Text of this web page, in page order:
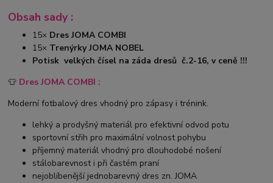
Obsah sady :
15× Dres JOMA COMBI
15× Trenýrky JOMA NOBEL
Potisk velkých čísel na záda dresů č.2-16, v ceně !!!
👕 Dres JOMA COMBI :
Moderní fotbalový dres vhodný pro zápasy i trénink.
lehký a prodyšný materiál pro efektivní odvod potu
sportovní střih pro maximální volnost pohybu
příjemný materiál vhodný pro dlouhodobé nošení
stálobarevnost i při častém praní
nejoblíbenější jednobarevný dres zn. JOMA